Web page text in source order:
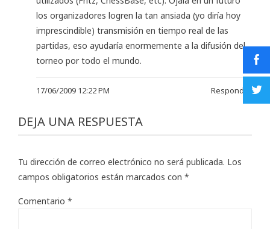
los organizadores logren la tan ansiada (yo diría hoy
imprescindible) transmisión en tiempo real de las
partidas, eso ayudaría enormemente a la difusión del
torneo por todo el mundo.
17/06/2009 12:22 PM Responder
DEJA UNA RESPUESTA
Tu dirección de correo electrónico no será publicada. Los
campos obligatorios están marcados con *
Comentario *